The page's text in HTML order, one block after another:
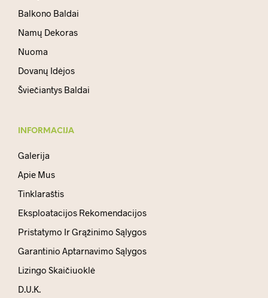
Balkono Baldai
Namų Dekoras
Nuoma
Dovanų Idėjos
Šviečiantys Baldai
INFORMACIJA
Galerija
Apie Mus
Tinklaraštis
Eksploatacijos Rekomendacijos
Pristatymo Ir Grąžinimo Sąlygos
Garantinio Aptarnavimo Sąlygos
Lizingo Skaičiuoklė
D.U.K.